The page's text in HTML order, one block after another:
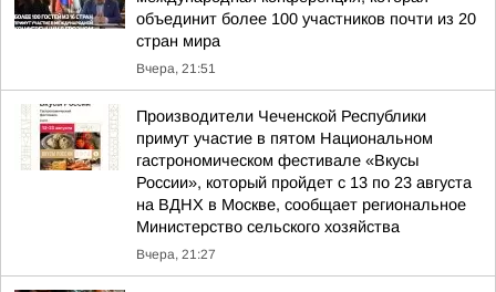
объединит более 100 участников почти из 20
стран мира
Вчера, 21:51
Производители Чеченской Республики
примут участие в пятом Национальном
гастрономическом фестивале «Вкусы
России», который пройдет с 13 по 23 августа
на ВДНХ в Москве, сообщает региональное
Министерство сельского хозяйства
Вчера, 21:27